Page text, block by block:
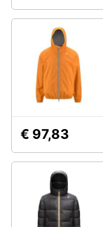
€ 97,83